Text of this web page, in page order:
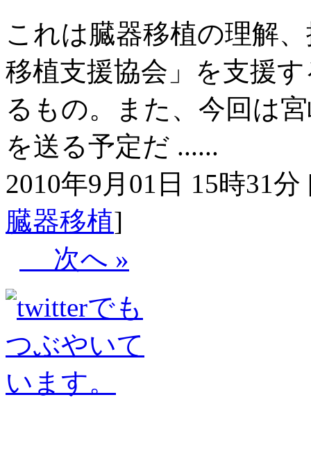
これは臓器移植の理解
移植支援協会」を支援
るもの。また、今回は
を送る予定だ ......
2010年9月01日 15時31分
臓器移植]
次へ »